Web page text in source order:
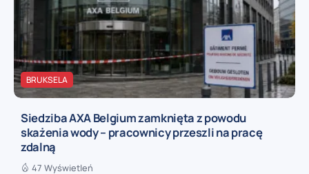
BRUKSELA
Siedziba AXA Belgium zamknięta z powodu
skażenia wody – pracownicy przeszli na pracę
zdalną
47 Wyświetleń